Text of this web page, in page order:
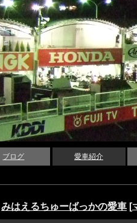
ブログ 愛車紹介
みはえるちゅーばっかの愛車 [